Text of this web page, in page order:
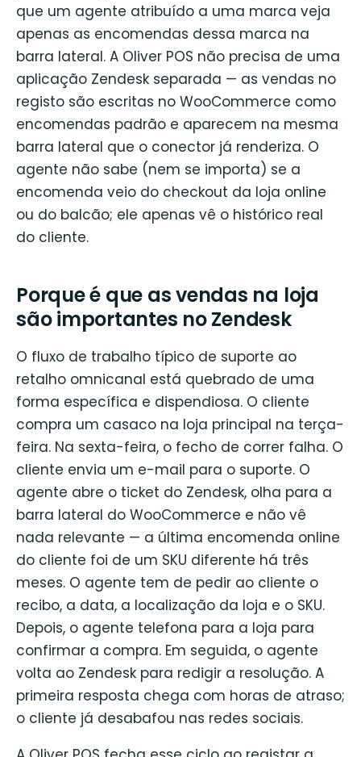
que um agente atribuído a uma marca veja
apenas as encomendas dessa marca na
barra lateral. A Oliver POS não precisa de uma
aplicação Zendesk separada — as vendas no
registo são escritas no WooCommerce como
encomendas padrão e aparecem na mesma
barra lateral que o conector já renderiza. O
agente não sabe (nem se importa) se a
encomenda veio do checkout da loja online
ou do balcão; ele apenas vê o histórico real
do cliente.
Porque é que as vendas na loja
são importantes no Zendesk
O fluxo de trabalho típico de suporte ao
retalho omnicanal está quebrado de uma
forma específica e dispendiosa. O cliente
compra um casaco na loja principal na terça-
feira. Na sexta-feira, o fecho de correr falha. O
cliente envia um e-mail para o suporte. O
agente abre o ticket do Zendesk, olha para a
barra lateral do WooCommerce e não vê
nada relevante — a última encomenda online
do cliente foi de um SKU diferente há três
meses. O agente tem de pedir ao cliente o
recibo, a data, a localização da loja e o SKU.
Depois, o agente telefona para a loja para
confirmar a compra. Em seguida, o agente
volta ao Zendesk para redigir a resolução. A
primeira resposta chega com horas de atraso;
o cliente já desabafou nas redes sociais.